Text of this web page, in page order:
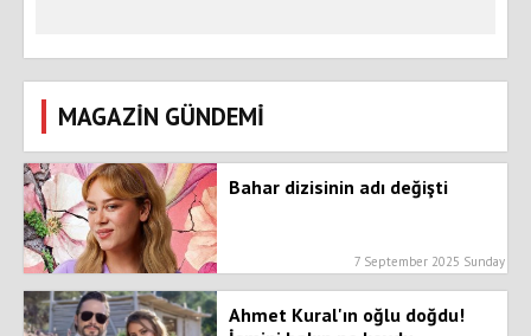
MAGAZİN GÜNDEMİ
Bahar dizisinin adı değişti
7 September 2025 Sunday
Ahmet Kural'ın oğlu doğdu!